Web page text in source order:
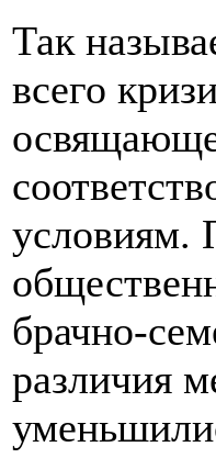
Так
всего
условиям.
брачно-
различия